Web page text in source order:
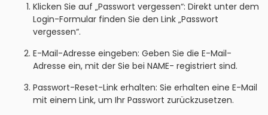
Klicken Sie auf „Passwort vergessen“: Direkt unter dem
Login-Formular finden Sie den Link „Passwort
vergessen“.
E-Mail-Adresse eingeben: Geben Sie die E-Mail-
Adresse ein, mit der Sie bei NAME- registriert sind.
Passwort-Reset-Link erhalten: Sie erhalten eine E-Mail
mit einem Link, um Ihr Passwort zurückzusetzen.